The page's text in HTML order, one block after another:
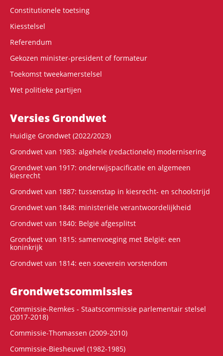
Constitutionele toetsing
Kiesstelsel
Referendum
Gekozen minister-president of formateur
Toekomst tweekamerstelsel
Wet politieke partijen
Versies Grondwet
Huidige Grondwet (2022/2023)
Grondwet van 1983: algehele (redactionele) modernisering
Grondwet van 1917: onderwijspacificatie en algemeen
kiesrecht
Grondwet van 1887: tussenstap in kiesrecht- en schoolstrijd
Grondwet van 1848: ministeriële verantwoordelijkheid
Grondwet van 1840: België afgesplitst
Grondwet van 1815: samenvoeging met België: een
koninkrijk
Grondwet van 1814: een soeverein vorstendom
Grondwets­commissies
Commissie-Remkes - Staatscommissie parlementair stelsel
(2017-2018)
Commissie-Thomassen (2009-2010)
Commissie-Biesheuvel (1982-1985)